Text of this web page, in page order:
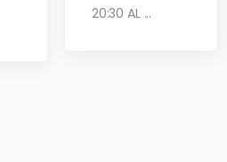
20:30 AL ...